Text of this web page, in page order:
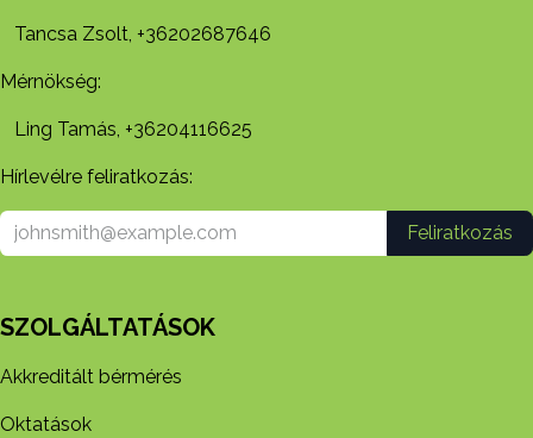
Tancsa Zsolt, +36202687646
Mérnökség:
Ling Tamás, +36204116625
Hírlevélre feliratkozás:
Feliratkozás
SZOLGÁLTATÁSOK
Akkreditált bérmérés
Oktatások